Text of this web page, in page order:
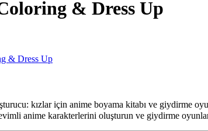
& Dress Up
& Dress Up
kızlar için anime boyama kitabı ve giydirme
anime karakterlerini oluşturun ve giydirme